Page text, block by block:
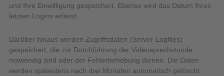
und Ihre Einwilligung gespeichert. Ebenso wird das Datum Ihres
letzten Logins erfasst.
Darüber hinaus werden Zugriffsdaten (Server-Logfiles)
gespeichert, die zur Durchführung der Videosprechstunde
notwendig sind oder der Fehlerbehebung dienen. Die Daten
werden spätestens nach drei Monaten automatisch gelöscht.